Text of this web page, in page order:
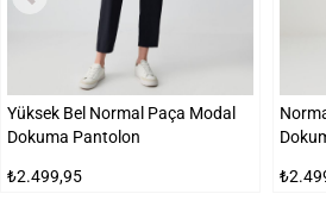
Yüksek Bel Normal Paça Modal
Dokuma Pantolon
₺2.499,95